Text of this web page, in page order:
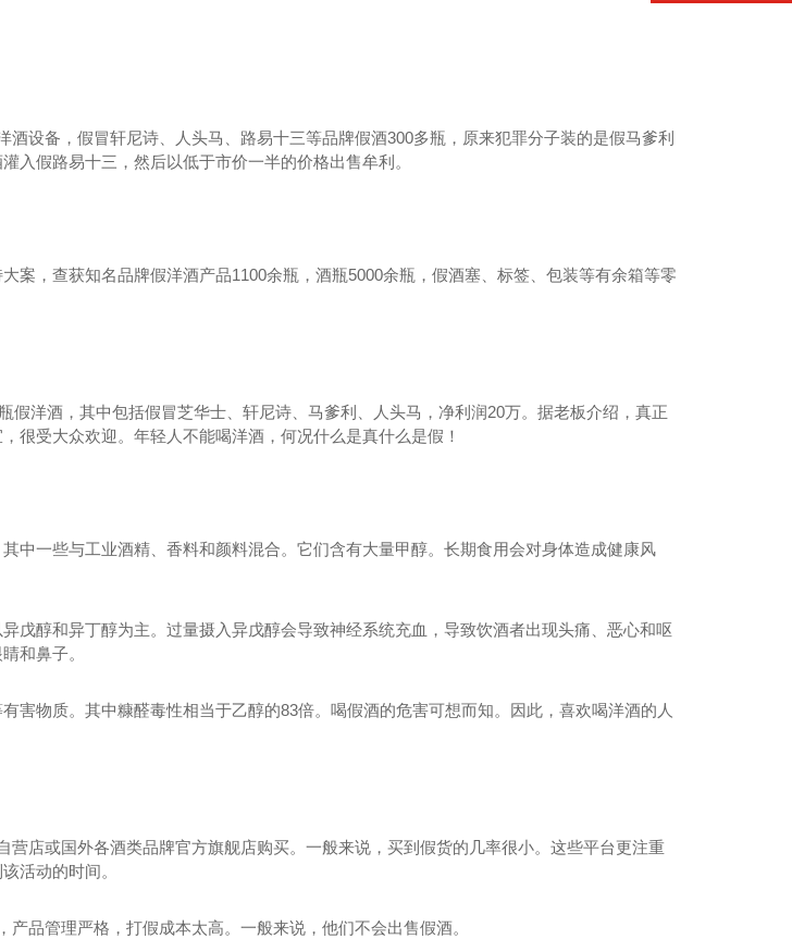
酒设备，假冒轩尼诗、人头马、路易十三等品牌假酒300多瓶，原来犯罪分子装的是假马爹利
入假路易十三，然后以低于市价一半的价格出售牟利。
案，查获知名品牌假洋酒产品1100余瓶，酒瓶5000余瓶，假酒塞、标签、包装等有余箱等零
假洋酒，其中包括假冒芝华士、轩尼诗、马爹利、人头马，净利润20万。据老板介绍，真正
很受大众欢迎。年轻人不能喝洋酒，何况什么是真什么是假！
中一些与工业酒精、香料和颜料混合。它们含有大量甲醇。长期食用会对身体造成健康风
戊醇和异丁醇为主。过量摄入异戊醇会导致神经系统充血，导致饮酒者出现头痛、恶心和呕
和鼻子。
害物质。其中糠醛毒性相当于乙醇的83倍。喝假酒的危害可想而知。因此，喜欢喝洋酒的人
营店或国外各酒类品牌官方旗舰店购买。一般来说，买到假货的几率很小。这些平台更注重
活动的时间。
产品管理严格，打假成本太高。一般来说，他们不会出售假酒。